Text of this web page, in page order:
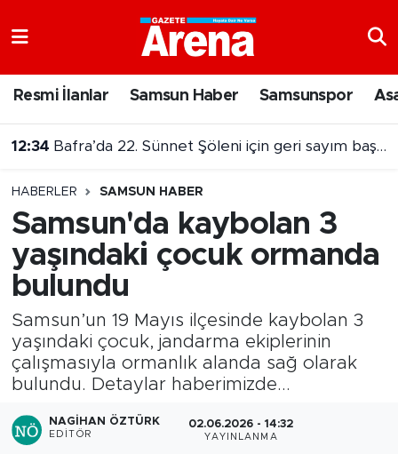
Resmi İlanlar Samsun Haber Samsunspor
12:34 Bafra’da 22. Sünnet Şöleni için geri sayım başladı
HABERLER SAMSUN HABER
Samsun'da kaybolan 3
yaşındaki çocuk ormanda
bulundu
Samsun’un 19 Mayıs ilçesinde kaybolan 3
yaşındaki çocuk, jandarma ekiplerinin
çalışmasıyla ormanlık alanda sağ olarak
bulundu. Detaylar haberimizde...
NAGIHAN ÖZTÜRK
EDITÖR
02.06.2026 - 14:32
YAYINLANMA
Samsun Namaz Vakitleri
Süper Lig Puan Durumu ve Fikstür
Tüm Manşetler
Son Dakika Haberleri
Haber Arşivi